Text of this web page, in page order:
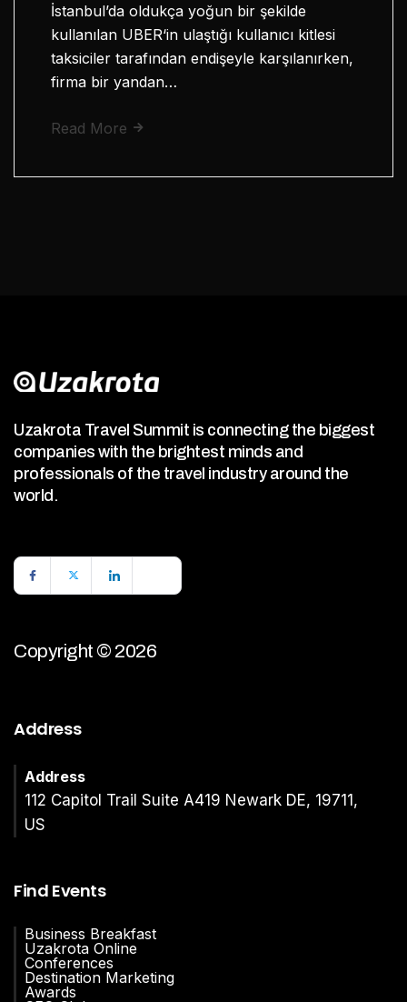
İstanbul’da oldukça yoğun bir şekilde
kullanılan UBER‘in ulaştığı kullanıcı kitlesi
taksiciler tarafından endişeyle karşılanırken,
firma bir yandan…
Read More
Uzakrota Travel Summit is connecting the biggest
companies with the brightest minds and
professionals of the travel industry around the
world.
Copyright © 2026
Address
Address
112 Capitol Trail Suite A419 Newark DE, 19711,
US
Find Events
Business Breakfast
Uzakrota Online
Conferences
Destination Marketing
Awards